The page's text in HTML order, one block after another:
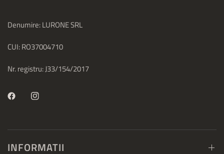
Denumire: LURONE SRL
CUI: RO37004710
Nr. registru: J33/154/2017
INFORMATII